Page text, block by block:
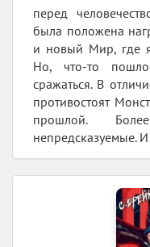
перед
была положена
и новый Мир, где
Но, что-то
сражаться. В
противостоят
прошлой.
непредсказуемые.